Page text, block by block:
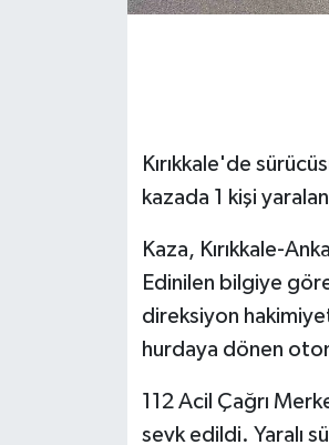
Kırıkkale'de
kazada 1 kişi
Kaza, Kırıkkale-
Edinilen bilgiye
direksiyon
hurdaya dönen
112 Acil Çağrı
sevk edildi. Yaralı
Jandarma